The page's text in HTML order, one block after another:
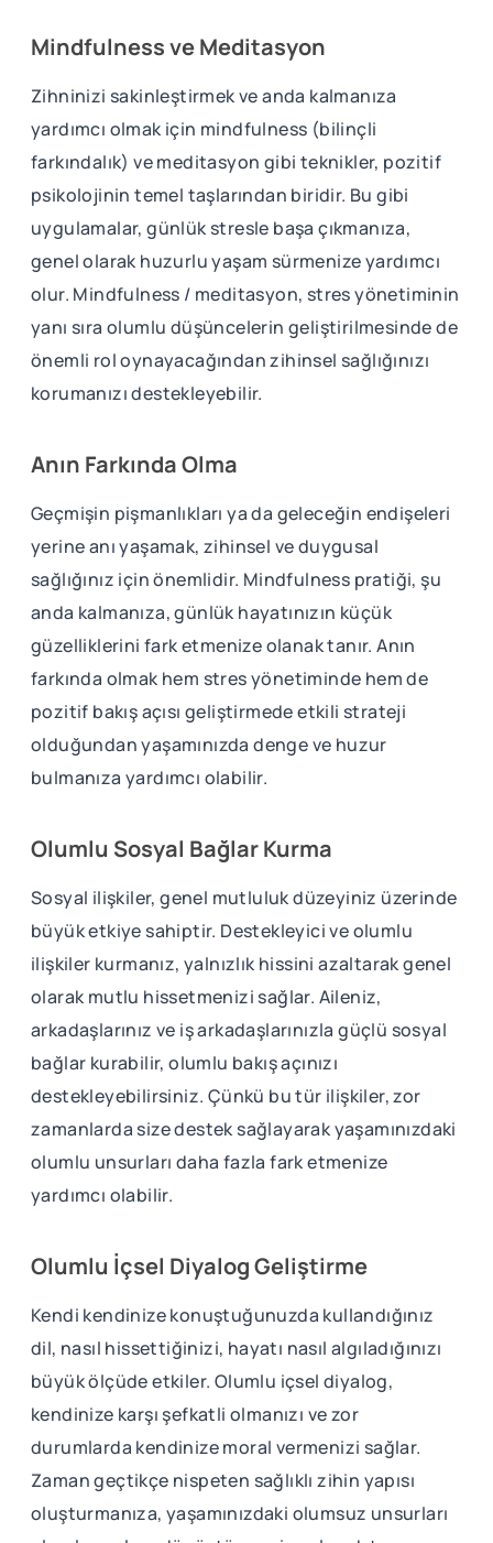
Mindfulness ve Meditasyon
Zihninizi sakinleştirmek ve anda kalmanıza
yardımcı olmak için mindfulness (bilinçli
farkındalık) ve meditasyon gibi teknikler, pozitif
psikolojinin temel taşlarından biridir. Bu gibi
uygulamalar, günlük stresle başa çıkmanıza,
genel olarak huzurlu yaşam sürmenize yardımcı
olur. Mindfulness / meditasyon, stres yönetiminin
yanı sıra olumlu düşüncelerin geliştirilmesinde de
önemli rol oynayacağından zihinsel sağlığınızı
korumanızı destekleyebilir.
Anın Farkında Olma
Geçmişin pişmanlıkları ya da geleceğin endişeleri
yerine anı yaşamak, zihinsel ve duygusal
sağlığınız için önemlidir. Mindfulness pratiği, şu
anda kalmanıza, günlük hayatınızın küçük
güzelliklerini fark etmenize olanak tanır. Anın
farkında olmak hem stres yönetiminde hem de
pozitif bakış açısı geliştirmede etkili strateji
olduğundan yaşamınızda denge ve huzur
bulmanıza yardımcı olabilir.
Olumlu Sosyal Bağlar Kurma
Sosyal ilişkiler, genel mutluluk düzeyiniz üzerinde
büyük etkiye sahiptir. Destekleyici ve olumlu
ilişkiler kurmanız, yalnızlık hissini azaltarak genel
olarak mutlu hissetmenizi sağlar. Aileniz,
arkadaşlarınız ve iş arkadaşlarınızla güçlü sosyal
bağlar kurabilir, olumlu bakış açınızı
destekleyebilirsiniz. Çünkü bu tür ilişkiler, zor
zamanlarda size destek sağlayarak yaşamınızdaki
olumlu unsurları daha fazla fark etmenize
yardımcı olabilir.
Olumlu İçsel Diyalog Geliştirme
Kendi kendinize konuştuğunuzda kullandığınız
dil, nasıl hissettiğinizi, hayatı nasıl algıladığınızı
büyük ölçüde etkiler. Olumlu içsel diyalog,
kendinize karşı şefkatli olmanızı ve zor
durumlarda kendinize moral vermenizi sağlar.
Zaman geçtikçe nispeten sağlıklı zihin yapısı
oluşturmanıza, yaşamınızdaki olumsuz unsurları